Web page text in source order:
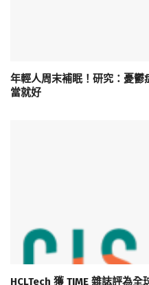
年輕人周末補眠！研究：憂
當就好
HCLTech 獲 TIME 雜誌評為